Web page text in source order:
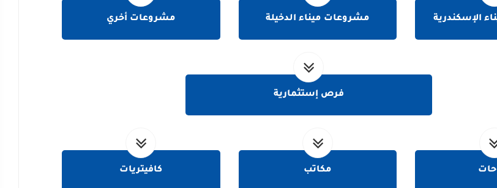
الإسكندرية مشروعات ميناء الدخيلة مشروعات أخري
فرص إستثمارية
مكاتب كافيتريات